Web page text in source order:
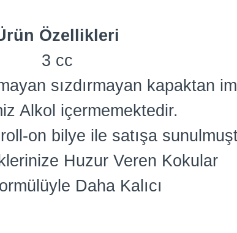
Özellikleri
3 cc
sızdırmayan kapaktan
Alkol içermemektedir.
on bilye ile satışa
Huzur Veren Kokular
Daha Kalıcı